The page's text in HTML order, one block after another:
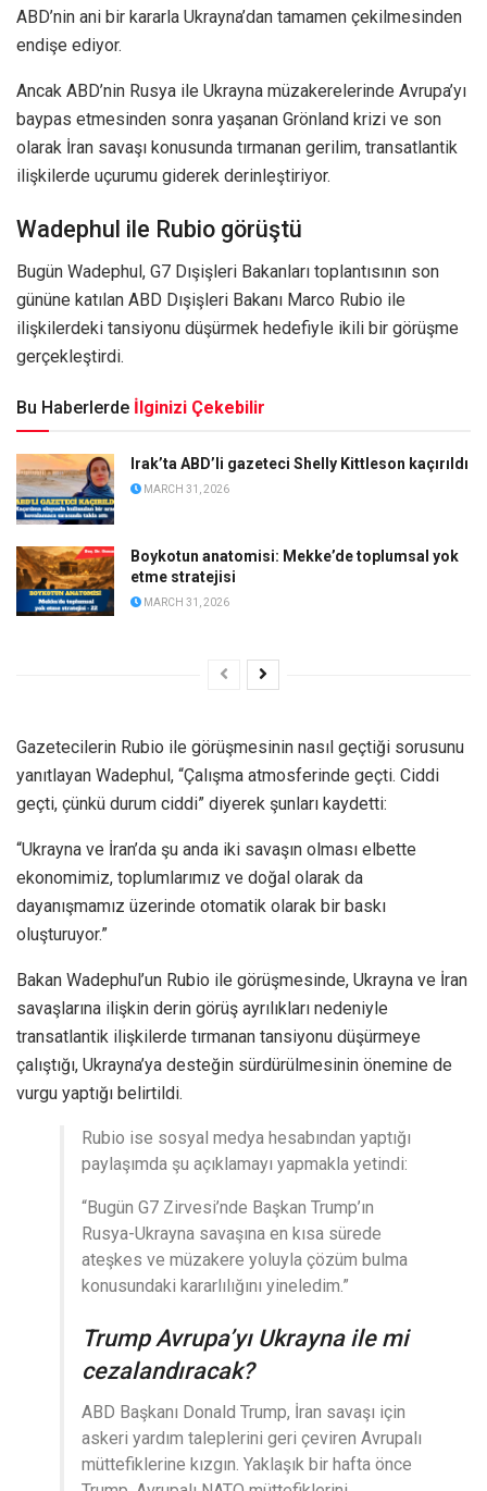
ABD’nin ani bir kararla Ukrayna’dan tamamen çekilmesinden
endişe ediyor.
Ancak ABD’nin Rusya ile Ukrayna müzakerelerinde Avrupa’yı
baypas etmesinden sonra yaşanan Grönland krizi ve son
olarak İran savaşı konusunda tırmanan gerilim, transatlantik
ilişkilerde uçurumu giderek derinleştiriyor.
Wadephul ile Rubio görüştü
Bugün Wadephul, G7 Dışişleri Bakanları toplantısının son
gününe katılan ABD Dışişleri Bakanı Marco Rubio ile
ilişkilerdeki tansiyonu düşürmek hedefiyle ikili bir görüşme
gerçekleştirdi.
Bu Haberlerde İlginizi Çekebilir
Irak’ta ABD’li gazeteci Shelly Kittleson kaçırıldı
MARCH 31, 2026
Boykotun anatomisi: Mekke’de toplumsal yok
etme stratejisi
MARCH 31, 2026
Gazetecilerin Rubio ile görüşmesinin nasıl geçtiği sorusunu
yanıtlayan Wadephul, “Çalışma atmosferinde geçti. Ciddi
geçti, çünkü durum ciddi” diyerek şunları kaydetti:
“Ukrayna ve İran’da şu anda iki savaşın olması elbette
ekonomimiz, toplumlarımız ve doğal olarak da
dayanışmamız üzerinde otomatik olarak bir baskı
oluşturuyor.”
Bakan Wadephul’un Rubio ile görüşmesinde, Ukrayna ve İran
savaşlarına ilişkin derin görüş ayrılıkları nedeniyle
transatlantik ilişkilerde tırmanan tansiyonu düşürmeye
çalıştığı, Ukrayna’ya desteğin sürdürülmesinin önemine de
vurgu yaptığı belirtildi.
Rubio ise sosyal medya hesabından yaptığı
paylaşımda şu açıklamayı yapmakla yetindi:
“Bugün G7 Zirvesi’nde Başkan Trump’ın
Rusya-Ukrayna savaşına en kısa sürede
ateşkes ve müzakere yoluyla çözüm bulma
konusundaki kararlılığını yineledim.”
Trump Avrupa’yı Ukrayna ile mi
cezalandıracak?
ABD Başkanı Donald Trump, İran savaşı için
askeri yardım taleplerini geri çeviren Avrupalı
müttefiklerine kızgın. Yaklaşık bir hafta önce